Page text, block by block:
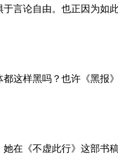
言论自由。也正因为
这样黑吗？也许《黑报
在《不虚此行》这部